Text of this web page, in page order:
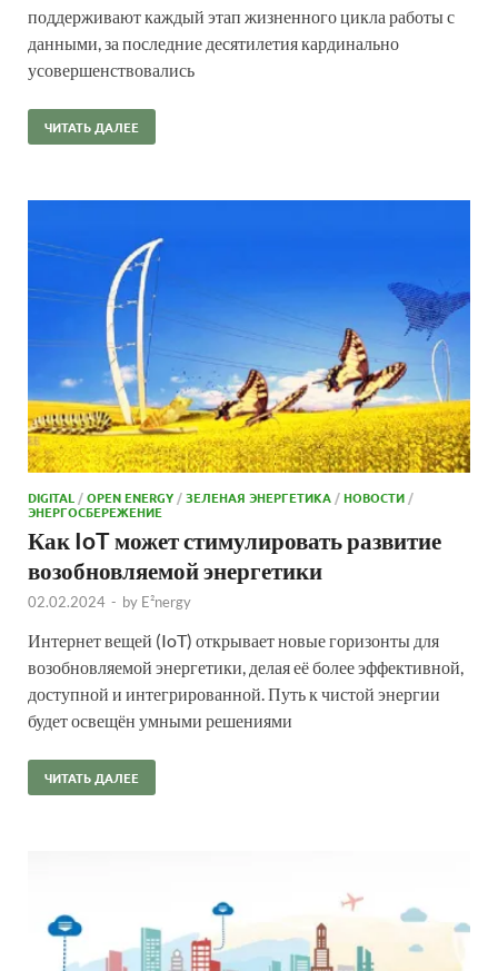
поддерживают каждый этап жизненного цикла работы с
данными, за последние десятилетия кардинально
усовершенствовались
ЧИТАТЬ ДАЛЕЕ
DIGITAL/OPEN ENERGY/ЗЕЛЕНАЯ ЭНЕРГЕТИКА/НОВОСТИ/
ЭНЕРГОСБЕРЕЖЕНИЕ
Как IoT может стимулировать развитие
возобновляемой энергетики
02.02.2024 - by E²nergy
Интернет вещей (IoT) открывает новые ⁤горизонты для
возобновляемой энергетики,‌ делая её более эффективной,
доступной и интегрированной. ⁢Путь к чистой энергии‍
будет освещён умными решениями
ЧИТАТЬ ДАЛЕЕ